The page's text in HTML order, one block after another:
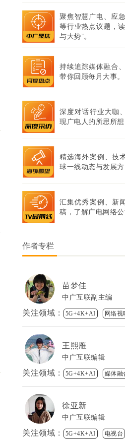
聚焦智慧广电、应
等行业热点议题，
与大势”。
持续追踪媒体融合
带你回顾每月大事。
深度对话行业大咖
现广电人的所思所想
精选海外案例、技
球一线动态与发展方
汇集优秀案例、新
稿，了解广电网络公
作者专栏
苗梦佳
中广互联副主编
关注领域： 5G+4K+AI 网络视
王熙雁
中广互联编辑
关注领域： 5G+4K+AI 媒体融
徐亚新
中广互联编辑
关注领域： 5G+4K+AI 电视台